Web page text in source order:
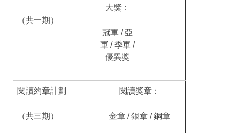
（共一期）
大獎：
冠軍 / 亞
軍 / 季軍 /
優異獎
閱讀約章計劃
（共三期）
閱讀獎章：
金章 / 銀章 / 銅章